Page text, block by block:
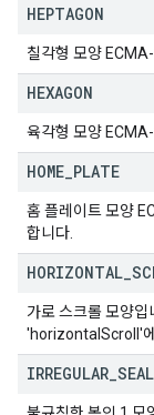
HEPTAGON
칠각형 모양
HEXAGON
육각형 모양
HOME PLATE
홈 플레이트 모양
합니다.
HORIZONTAL
가로 스크롤 모양
'horizontalScroll'
IRREGULAR SEAL